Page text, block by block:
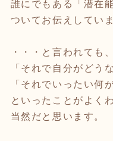
誰にでもある「潜在
ついてお伝えしていま
・・・と言われても、
「それで自分がどう
「それでいったい何
といったことがよく
当然だと思います。